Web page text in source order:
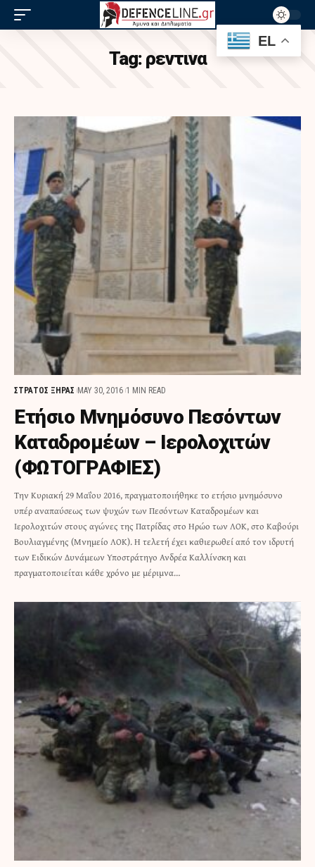
Tag: ρεντινα
ΣΤΡΑΤΟΣ ΞΗΡΑΣ MAY 30, 2016 1 MIN READ
Ετήσιο Μνημόσυνο Πεσόντων
Καταδρομέων – Ιερολοχιτών
(ΦΩΤΟΓΡΑΦΙΕΣ)
Την Κυριακή 29 Μαΐου 2016, πραγματοποιήθηκε το ετήσιο μνημόσυνο
υπέρ αναπαύσεως των ψυχών των Πεσόντων Καταδρομέων και
Ιερολοχιτών στους αγώνες της Πατρίδας στο Hρώο των ΛΟΚ, στο Καβούρι
Βουλιαγμένης (Μνημείο ΛΟΚ). H τελετή έχει καθιερωθεί από τον ιδρυτή
των Ειδικών Δυνάμεων Υποστράτηγο Ανδρέα Καλλίνσκη και
πραγματοποιείται κάθε χρόνο με μέριμνα…
EL